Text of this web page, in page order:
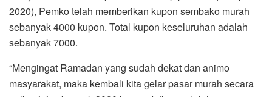
2020), Pemko telah memberikan kupon sembako murah
sebanyak 4000 kupon. Total kupon keseluruhan adalah
sebanyak 7000.
“Mengingat Ramadan yang sudah dekat dan animo
masyarakat, maka kembali kita gelar pasar murah secara